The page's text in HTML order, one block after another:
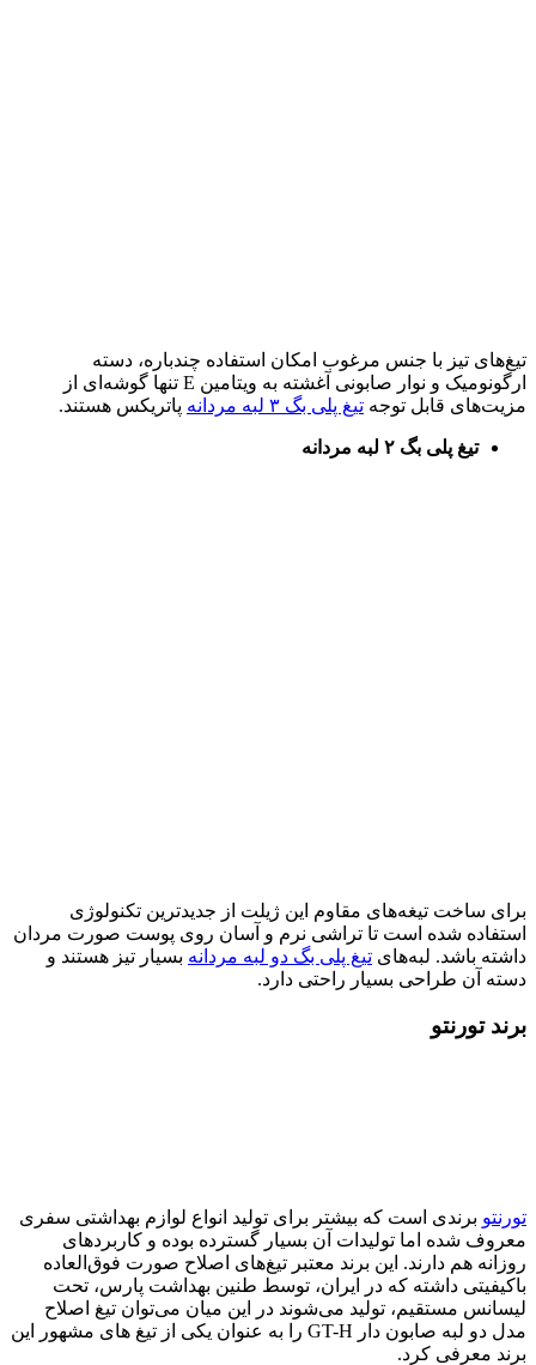
تیغ‌های تیز با جنس مرغوب امکان استفاده چندباره، دسته
ارگونومیک و نوار صابونی آغشته به ویتامین E تنها گوشه‌ای از
مزیت‌های قابل توجه تیغ پلی بگ ۳ لبه مردانه پاتریکس هستند.
تیغ پلی بگ ۲ لبه مردانه
برای ساخت تیغه‌های مقاوم این ژیلت از جدیدترین تکنولوژی
استفاده شده است تا تراشی نرم و آسان روی پوست صورت مردان
داشته باشد. لبه‌های تیغ پلی بگ دو لبه مردانه بسیار تیز هستند و
دسته آن طراحی بسیار راحتی دارد.
برند تورنتو
تورنتو برندی است که بیشتر برای تولید انواع لوازم بهداشتی سفری
معروف شده اما تولیدات آن بسیار گسترده بوده و کاربردهای
روزانه هم دارند. این برند معتبر تیغ‌های اصلاح صورت فوق‌العاده
باکیفیتی داشته که در ایران، توسط طنین بهداشت پارس، تحت
لیسانس مستقیم، تولید می‌شوند در این میان می‌توان تیغ اصلاح
مدل دو لبه صابون دار GT-H را به عنوان یکی از تیغ های مشهور این
برند معرفی کرد.